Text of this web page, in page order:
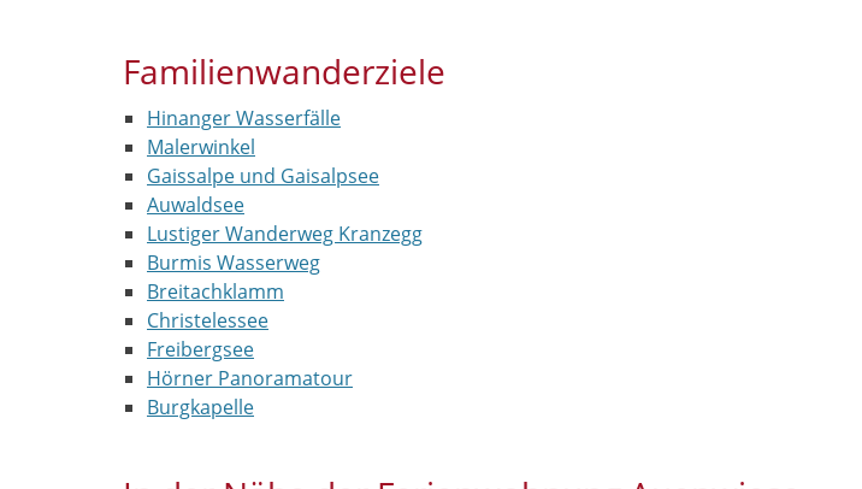
Familienwanderziele
Hinanger Wasserfälle
Malerwinkel
Gaissalpe und Gaisalpsee
Auwaldsee
Lustiger Wanderweg Kranzegg
Burmis Wasserweg
Breitachklamm
Christelessee
Freibergsee
Hörner Panoramatour
Burgkapelle